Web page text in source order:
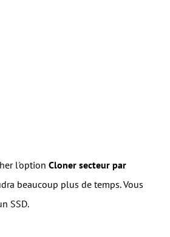
l'option Cloner secteur par
beaucoup plus de temps. Vous
SSD.